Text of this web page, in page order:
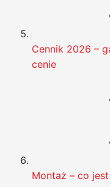
Cennik 2026 –
cenie
Montaż – co